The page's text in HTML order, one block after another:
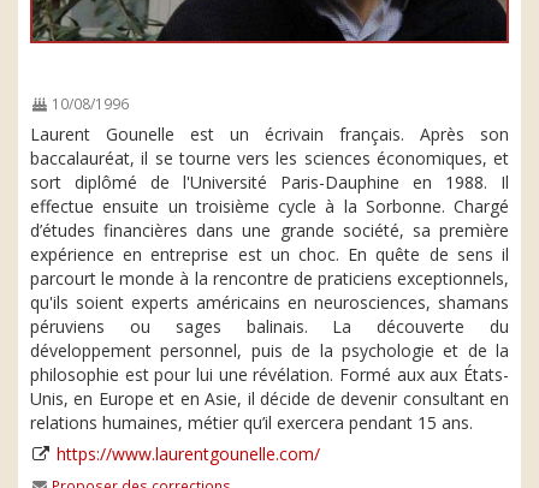
10/08/1996
Laurent Gounelle est un écrivain français. Après son
baccalauréat, il se tourne vers les sciences économiques, et
sort diplômé de l'Université Paris-Dauphine en 1988. Il
effectue ensuite un troisième cycle à la Sorbonne. Chargé
d’études financières dans une grande société, sa première
expérience en entreprise est un choc. En quête de sens il
parcourt le monde à la rencontre de praticiens exceptionnels,
qu'ils soient experts américains en neurosciences, shamans
péruviens ou sages balinais. La découverte du
développement personnel, puis de la psychologie et de la
philosophie est pour lui une révélation. Formé aux aux États-
Unis, en Europe et en Asie, il décide de devenir consultant en
relations humaines, métier qu’il exercera pendant 15 ans.
https://www.laurentgounelle.com/